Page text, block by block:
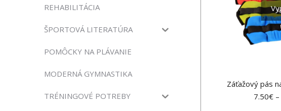
Záťažový pás
7.50€ –
REHABILITÁCIA
ŠPORTOVÁ LITERATÚRA
POMÔCKY NA PLÁVANIE
MODERNÁ GYMNASTIKA
TRÉNINGOVÉ POTREBY